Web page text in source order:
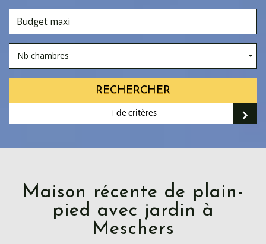
Nb chambres
RECHERCHER
+ de critères
Maison récente de plain-
pied avec jardin à
Meschers